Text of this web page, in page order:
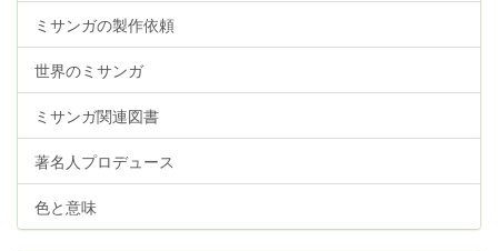
ミサンガの製作依頼
世界のミサンガ
ミサンガ関連図書
著名人プロデュース
色と意味